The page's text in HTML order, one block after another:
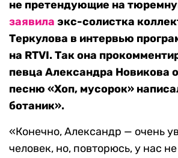
не претендующие на
заявила экс-солистка
Теркулова в интервью
на RTVI. Так она
певца Александра Новикова
песню «Хоп, мусорок»
ботаник».
«Конечно, Александр — очень
человек, но, повторюсь, у нас